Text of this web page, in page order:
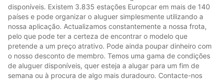
disponíveis. Existem 3.835 estações Europcar em mais de 140
países e pode organizar o aluguer simplesmente utilizando a
nossa aplicação. Actualizamos constantemente a nossa frota,
pelo que pode ter a certeza de encontrar o modelo que
pretende a um preço atrativo. Pode ainda poupar dinheiro com
o nosso desconto de membro. Temos uma gama de condições
de aluguer disponíveis, quer esteja a alugar para um fim de
semana ou à procura de algo mais duradouro. Contacte-nos